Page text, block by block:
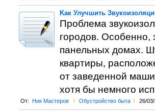
Kак Улучшить
Проблема
городов. Особенно,
панельных домах.
квартиры,
от заведенной
хотя бы немного
От: Ник Мастеров l Обустройство быта l 26/